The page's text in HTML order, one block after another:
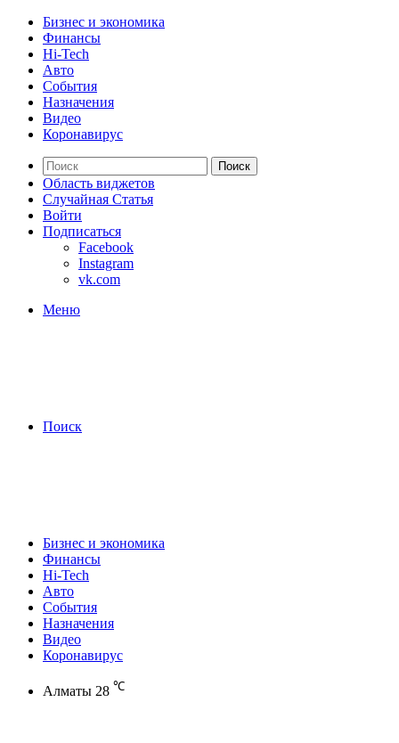
Бизнес и экономика
Финансы
Hi-Tech
Авто
События
Назначения
Видео
Коронавирус
Поиск
Область виджетов
Случайная Статья
Войти
Подписаться
Facebook
Instagram
vk.com
Меню
Поиск
Бизнес и экономика
Финансы
Hi-Tech
Авто
События
Назначения
Видео
Коронавирус
Алматы 28 ℃